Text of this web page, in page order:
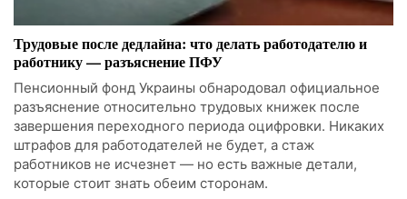
Трудовые после дедлайна: что делать работодателю и
работнику — разъяснение ПФУ
Пенсионный фонд Украины обнародовал официальное
разъяснение относительно трудовых книжек после
завершения переходного периода оцифровки. Никаких
штрафов для работодателей не будет, а стаж
работников не исчезнет — но есть важные детали,
которые стоит знать обеим сторонам.